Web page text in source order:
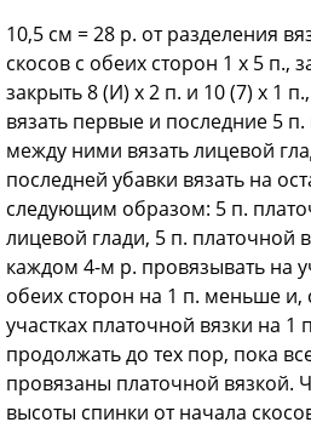
10,5 см = 28 р. от разделения
скосов с обеих сторон 1 х 5 п.,
закрыть 8 (И) х 2 п. и 10 (7) х 1
вязать первые и последние 5
между ними вязать лицевой
последней убавки вязать на
следующим образом: 5 п.
лицевой глади, 5 п. платочной
каждом 4-м р. провязывать на
обеих сторон на 1 п. меньше и,
участках платочной вязки на 1
продолжать до тех пор, пока
провязаны платочной вязкой.
высоты спинки от начала